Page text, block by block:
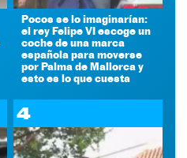
Pocos se lo imaginarían:
el rey Felipe VI escoge un
coche de una marca
española para moverse
por Palma de Mallorca y
esto es lo que cuesta
4